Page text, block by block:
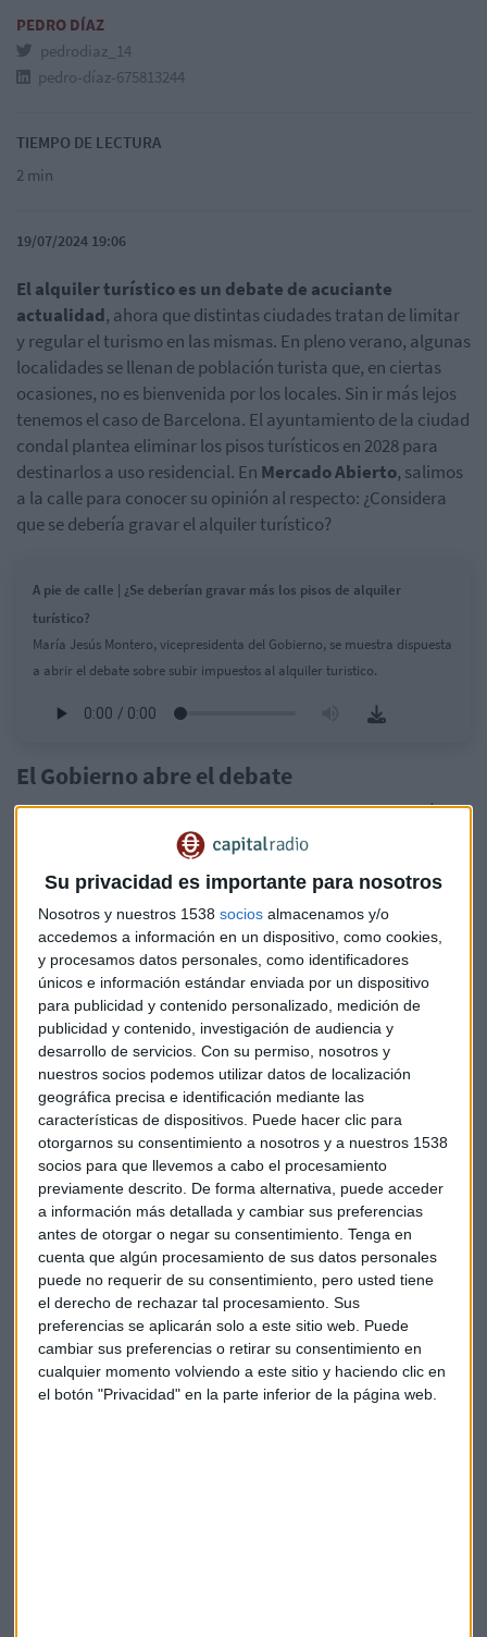
Su privacidad es importante para nosotros
Nosotros y nuestros 1538 socios almacenamos y/o
accedemos a información en un dispositivo, como cookies,
y procesamos datos personales, como identificadores
únicos e información estándar enviada por un dispositivo
para publicidad y contenido personalizado, medición de
publicidad y contenido, investigación de audiencia y
desarrollo de servicios. Con su permiso, nosotros y
nuestros socios podemos utilizar datos de localización
geográfica precisa e identificación mediante las
características de dispositivos. Puede hacer clic para
otorgarnos su consentimiento a nosotros y a nuestros 1538
socios para que llevemos a cabo el procesamiento
previamente descrito. De forma alternativa, puede acceder
a información más detallada y cambiar sus preferencias
antes de otorgar o negar su consentimiento. Tenga en
cuenta que algún procesamiento de sus datos personales
puede no requerir de su consentimiento, pero usted tiene
el derecho de rechazar tal procesamiento. Sus
preferencias se aplicarán solo a este sitio web. Puede
cambiar sus preferencias o retirar su consentimiento en
cualquier momento volviendo a este sitio y haciendo clic en
el botón "Privacidad" en la parte inferior de la página web.
PEDRO DÍAZ
pedrodiaz_14
pedro-díaz-675813244
TIEMPO DE LECTURA
2 min
19/07/2024 19:06
El alquiler turístico es un debate de acuciante
actualidad, ahora que distintas ciudades tratan de limitar
y regular el turismo en las mismas. En pleno verano, algunas
localidades se llenan de población turista que, en ciertas
ocasiones, no es bienvenida por los locales. Sin ir más lejos
tenemos el caso de Barcelona. El ayuntamiento de la ciudad
condal plantea eliminar los pisos turísticos en 2028 para
destinarlos a uso residencial. En Mercado Abierto, salimos
a la calle para conocer su opinión al respecto: ¿Considera
que se debería gravar el alquiler turístico?
A pie de calle | ¿Se deberían gravar más los pisos de alquiler
turístico?
María Jesús Montero, vicepresidenta del Gobierno, se muestra dispuesta
a abrir el debate sobre subir impuestos al alquiler turistico.
El Gobierno abre el debate
La vicepresidenta primera y ministra de Hacienda, María
Jesús Montero, se muestra dispuesta a abrir el debate sobre
subir impuestos al alquiler turístico, pero únicamente para
zonas tensionadas y teniendo en cuenta que el IVA es un
impuesto sobre el que decide Europa en primera instancia.
Desde el gobierno se está valorando la posibilidad de que, si
las fuerzas políticas lo comparten, se pueda regular
también en España las zonas tensionadas. Montero
defiende que las familias se ven obligadas a tener que
marcharse porque no encuentran un alquiler asequible.
Ya se está trabajando en una nueva directiva del IVA que
podría dar lugar a la capacidad de gravar este tipo de
cuestiones. Pero, señala la ministra, que primero tendrá que
abrirse ese debate en Europa. Y aunque esa puede ser una
opción, hay otras posibles medidas, como aumentar la
oferta de alquiler social o avalar la compra a través del ICO.